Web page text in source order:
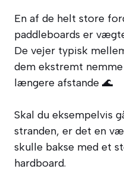
En af de helt store
paddleboards er
De vejer typisk
dem ekstremt
længere afstande 🌊
Skal du eksempelvis
stranden, er det en
skulle bakse med et
hardboard.